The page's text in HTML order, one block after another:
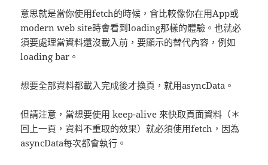
意思就是當你使用fetch的時候，會比較像你在用App或
modern web site時會看到loading那樣的體驗。也就必
須要處理當資料還沒載入前，要顯示的替代內容，例如
loading bar。
想要全部資料都載入完成後才換頁，就用asyncData。
但請注意，當想要使用 keep-alive 來快取頁面資料（＊
回上一頁，資料不重取的效果）就必須使用fetch，因為
asyncData每次都會執行。